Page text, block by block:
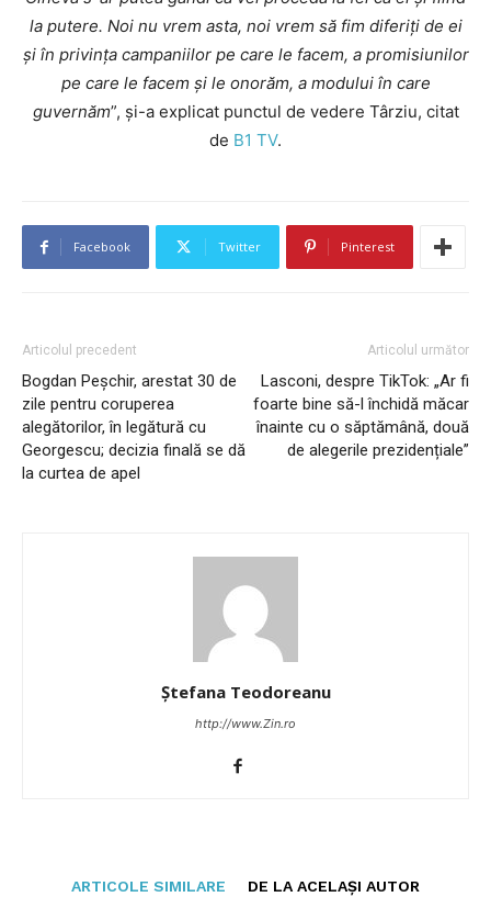
la putere. Noi nu vrem asta, noi vrem să fim diferiți de ei
și în privința campaniilor pe care le facem, a promisiunilor
pe care le facem și le onorăm, a modului în care
guvernăm”, și-a explicat punctul de vedere Târziu, citat
de B1 TV.
Facebook Twitter Pinterest
Articolul precedent
Bogdan Peșchir, arestat 30 de
zile pentru coruperea
alegătorilor, în legătură cu
Georgescu; decizia finală se dă
la curtea de apel
Articolul următor
Lasconi, despre TikTok: „Ar fi
foarte bine să-l închidă măcar
înainte cu o săptămână, două
de alegerile prezidențiale”
Ștefana Teodoreanu
http://www.Zin.ro
ARTICOLE SIMILARE DE LA ACELAȘI AUTOR